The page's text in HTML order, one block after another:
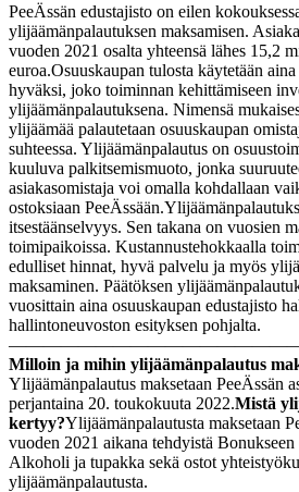
PeeÄssän edustajisto on eilen
ylijäämänpalautuksen maksamisen.
vuoden 2021 osalta yhteensä lähes 15,2
euroa.Osuuskaupan tulosta käytetään
hyväksi, joko toiminnan kehittämiseen
ylijäämänpalautuksena. Nimensä
ylijäämää palautetaan osuuskaupan
suhteessa. Ylijäämänpalautus on
kuuluva palkitsemismuoto, jonka
asiakasomistaja voi omalla kohdallaan
ostoksiaan PeeÄssään.
itsestäänselvyys. Sen takana on vuosien
toimipaikoissa. Kustannustehokkaalla
edulliset hinnat, hyvä palvelu ja myös
maksaminen. Päätöksen
vuosittain aina osuuskaupan edustajisto
hallintoneuvoston esityksen pohjalta.
Milloin ja mihin ylijäämänpalautus
Ylijäämänpalautus maksetaan PeeÄssän
perjantaina 20. toukokuuta 2022.Mistä
kertyy?Ylijäämänpalautusta maksetaan
vuoden 2021 aikana tehdyistä
Alkoholi ja tupakka sekä ostot
ylijäämänpalautusta.